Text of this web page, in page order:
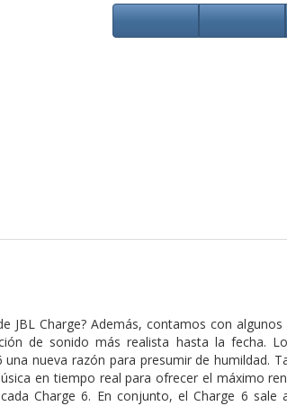
Charge? Además, contamos con
de sonido más realista hasta la fecha.
nueva razón para presumir de humildad.
en tiempo real para ofrecer el máximo
Charge 6. En conjunto, el Charge 6